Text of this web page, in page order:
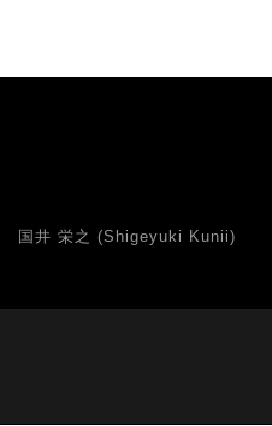
国井 栄之 (Shigeyuki Kunii)